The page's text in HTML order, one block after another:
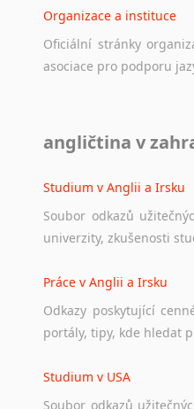
Organizace a instituce
Oficiální stránky
asociace pro podporu
Ať už se jedná o česká
angličtina v
Studium v Anglii a Irsku
Soubor odkazů
univerzity, zkušenosti
Práce v Anglii a Irsku
Odkazy poskytující
portály, tipy, kde hledat
Studium v USA
Soubor odkazů